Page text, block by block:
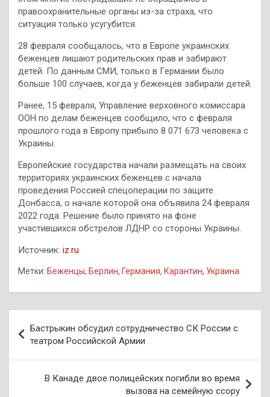
правоохранительные органы из-за страха, что
ситуация только усугубится.
28 февраля сообщалось, что в Европе украинских
беженцев лишают родительских прав и забирают
детей. По данным СМИ, только в Германии было
больше 100 случаев, когда у беженцев забирали детей.
Ранее, 15 февраля, Управление верховного комиссара
ООН по делам беженцев сообщило, что с февраля
прошлого года в Европу прибыло 8 071 673 человека с
Украины.
Европейские государства начали размещать на своих
территориях украинских беженцев с начала
проведения Россией спецоперации по защите
Донбасса, о начале которой она объявила 24 февраля
2022 года. Решение было принято на фоне
участившихся обстрелов ЛДНР со стороны Украины.
Источник: iz.ru
Метки: Беженцы, Берлин, Германия, Карантин, Украина
по
записям
Бастрыкин обсудил сотрудничество СК России с
театром Российской Армии
В Канаде двое полицейских погибли во время
вызова на семейную ссору